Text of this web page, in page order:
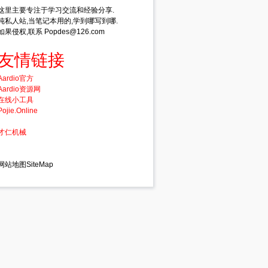
里主要专注于学习交流和经验分享.
私人站,当笔记本用的,学到哪写到哪.
果侵权,联系 Popdes@126.com
情链接
官方
资源网
线小工具
仁机械
站地图SiteMap